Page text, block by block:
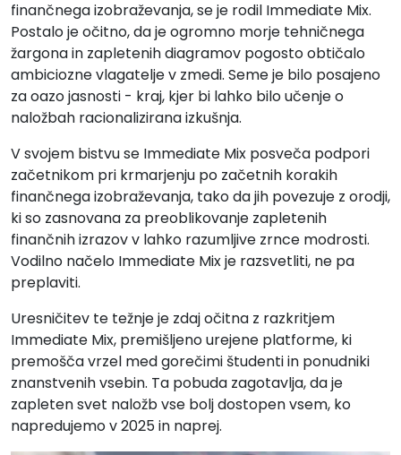
finančnega izobraževanja, se je rodil Immediate Mix.
Postalo je očitno, da je ogromno morje tehničnega
žargona in zapletenih diagramov pogosto obtičalo
ambiciozne vlagatelje v zmedi. Seme je bilo posajeno
za oazo jasnosti - kraj, kjer bi lahko bilo učenje o
naložbah racionalizirana izkušnja.
V svojem bistvu se Immediate Mix posveča podpori
začetnikom pri krmarjenju po začetnih korakih
finančnega izobraževanja, tako da jih povezuje z orodji,
ki so zasnovana za preoblikovanje zapletenih
finančnih izrazov v lahko razumljive zrnce modrosti.
Vodilno načelo Immediate Mix je razsvetliti, ne pa
preplaviti.
Uresničitev te težnje je zdaj očitna z razkritjem
Immediate Mix, premišljeno urejene platforme, ki
premošča vrzel med gorečimi študenti in ponudniki
znanstvenih vsebin. Ta pobuda zagotavlja, da je
zapleten svet naložb vse bolj dostopen vsem, ko
napredujemo v 2025 in naprej.